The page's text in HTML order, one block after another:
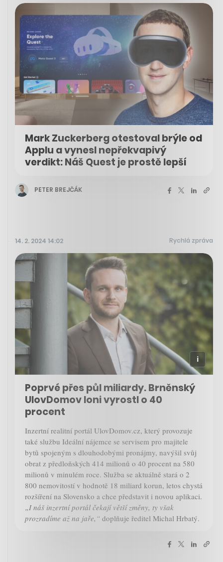
Mark Zuckerberg otestoval brýle od
Applu a vynesl nepřekvapivý
verdikt: Náš Quest je prostě lepší
PETER BREJČÁK
14. 2. 2024 14:02 Rychlá zpráva
Poprvé přes půl miliardy. Brněnský
UlovDomov loni vyrostl o 40
procent
Inzertní realitní portál UlovDomov.cz, který provozuje
také službu Ideální nájemce se servisem pro majitele
bytů spojeným s dlouhodobými pronájmy, navýšil svůj
obrat z předloňských 414 milionů o 40 procent na 580
milionů v minulém roce. Služba se aktuálně stará o 2
800 nemovitostí v hodnotě 18 miliard korun, letos chystá
rozšíření na Slovensko a chce představit i novou aplikaci.
„I náš inzertní portál čekají větší změny, ty však
prozradíme až na jaře,“ doplňuje ředitel Michal Hrbatý.